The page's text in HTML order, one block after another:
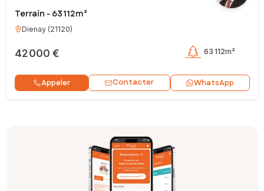
Terrain - 63 112m²
Dienay(21120)
42 000 € 63 112m²
Appeler Contacter WhatsApp